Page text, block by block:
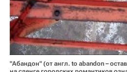
"Абандон" (от англ. to abandon –